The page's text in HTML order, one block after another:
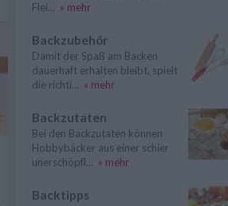
Flei... » mehr
Backzubehör
Damit der Spaß am Backen
dauerhaft erhalten bleibt, spielt
die richti... » mehr
Backzutaten
Bei den Backzutaten können
Hobbybäcker aus einer schier
unerschöpfl... » mehr
Backtipps